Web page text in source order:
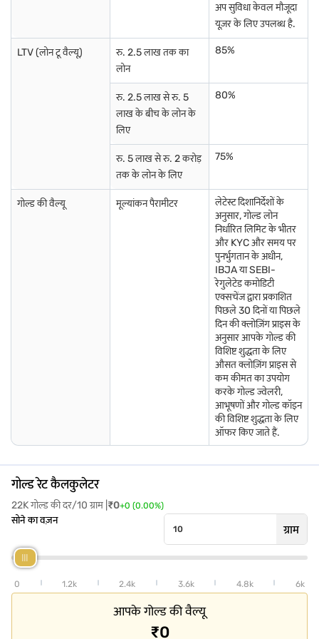
उदुमलपेट में बजाज फाइनेंस गोल्ड लोन के साथ तनाव-मुक्त उधार अनुभव का आनंद लें.
तेज़ अप्रूवल, कम ब्याज दरें और शुरू से अंत तक आसान प्रोसेस पाएं. आज ही
गोल्ड लोन योग्यता चेक करें
और आत्मविश्वास के साथ अपने गोल्ड की सर्वश्रेष्ठ वैल्यू
अनलॉक करें.
अपने गोल्ड को तुरंत सपोर्ट में बदलें- किसी भी खर्च को आसानी से संभालें. अपनीगोल्ड
चेक करें और ज़रूरत पड़ने पर पैसे पाएं.
भारतीय राज्यों और केंद्रशासित प्रदेशों में सोने के भाव के बारे में जानें
कश्मीर में सोने का भाव दीव में सोने का भाव सिक्किम में सोने का भाव
तमिलनाडु में सोने का भाव
तेलंगाना में सोने का भाव
त्रिपुरा में गोल्ड दर
अन्य शहरों में सोने के भाव के बारे में अधिक जानें
आर्कोट में गोल्ड की दर
कोविलपट्टी में गोल्ड दर
गोकाक में गोल्ड की दर
मंचेरियल में गोल्ड की दर पुरी में गोल्ड की दर तिपटूर में गोल्ड दर
अप सुविधा केवल मौजूदा
यूज़र के लिए उपलब्ध है.
LTV (लोन टू वैल्यू)
रु. 2.5 लाख तक का
लोन
85%
रु. 2.5 लाख से रु. 5
लाख के बीच के लोन के
लिए
80%
रु. 5 लाख से रु. 2 करोड़
तक के लोन के लिए
75%
गोल्ड की वैल्यू मूल्यांकन पैरामीटर
लेटेस्ट दिशानिर्देशों के
अनुसार, गोल्ड लोन
निर्धारित लिमिट के भीतर
और KYC और समय पर
पुनर्भुगतान के अधीन,
IBJA या SEBI-
रेगुलेटेड कमोडिटी
एक्सचेंज द्वारा प्रकाशित
पिछले 30 दिनों या पिछले
दिन की क्लोज़िंग प्राइस के
अनुसार आपके गोल्ड की
विशिष्ट शुद्धता के लिए
औसत क्लोज़िंग प्राइस से
कम कीमत का उपयोग
करके गोल्ड ज्वेलरी,
आभूषणों और गोल्ड कॉइन
की विशिष्ट शुद्धता के लिए
ऑफर किए जाते हैं.
गोल्ड रेट कैलकुलेटर
22K गोल्ड की दर/10 ग्राम | ₹0+0 (0.00%)
सोने का वज़न
ग्राम
0 1.2k 2.4k 3.6k 4.8k 6k
आपके गोल्ड की वैल्यू
₹0